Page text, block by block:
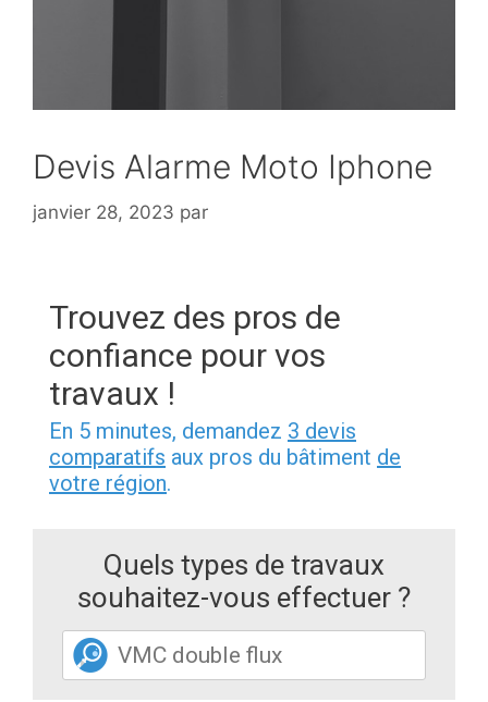
Devis Alarme Moto Iphone
janvier 28, 2023 par
Trouvez des pros de
confiance pour vos
travaux !
En 5 minutes, demandez 3 devis
comparatifs aux pros du bâtiment de
votre région.
Quels types de travaux
souhaitez-vous effectuer ?